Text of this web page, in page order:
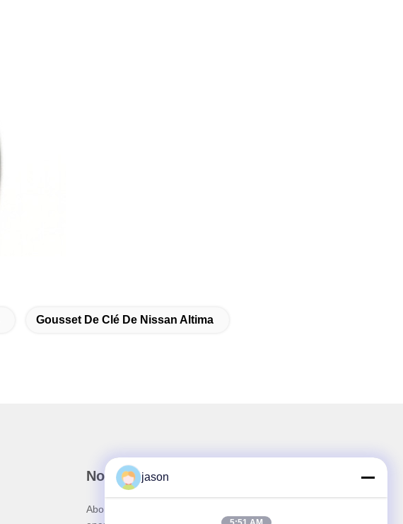
Gousset De Clé De Nissan Altima
Notre newsletter
Abonnez-vous à notre newsletter pour des réductions et plus
jason